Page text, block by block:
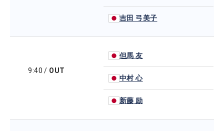
吉田 弓美子
9:40 / OUT
但馬 友
中村 心
新藤 励